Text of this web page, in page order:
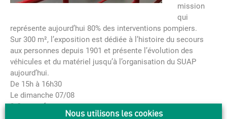
mission
qui
représente aujourd’hui 80% des interventions pompiers.
Sur 300 m², l’exposition est dédiée à l’histoire du secours
aux personnes depuis 1901 et présente l’évolution des
véhicules et du matériel jusqu’à l’organisation du SUAP
aujourd’hui.
De 15h à 16h30
Le dimanche 07/08
3 € par enfant
Nous utilisons les cookies